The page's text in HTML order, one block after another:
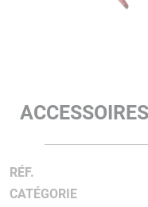
RÉF.
CATÉGORIE